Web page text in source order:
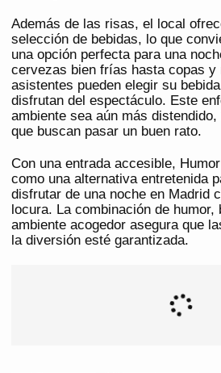
Además de las risas, el local
selección de bebidas, lo que
una opción perfecta para una
cervezas bien frías hasta copas y
asistentes pueden elegir su
disfrutan del espectáculo. Este
ambiente sea aún más
que buscan pasar un buen rato.
Con una entrada accesible,
como una alternativa entretenida
disfrutar de una noche en Madrid
locura. La combinación de humor,
ambiente acogedor asegura que
la diversión esté garantizada.